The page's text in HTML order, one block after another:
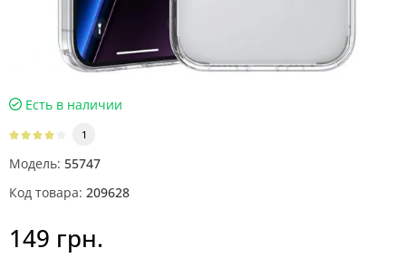
Есть в наличии
1
Модель: 55747
Код товара: 209628
149 грн.